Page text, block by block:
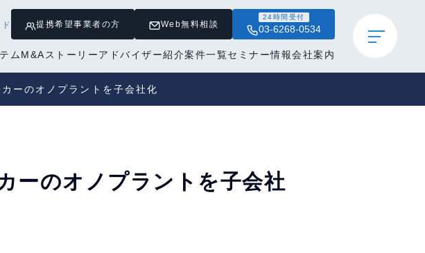
提携希望事業者の方 Web無料相談
24時間受付
03-6268-0534
ム M&Aストーリーアドバイザー紹介案件一覧セミナー情報会社案内
ーのオノプラントを子会社化
ーのオノプラントを子会社